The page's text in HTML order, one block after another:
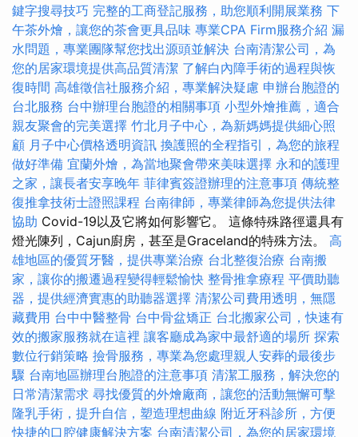
鍵字搜尋技巧 完整的工商登記服務，助您順利開展業務 下
午茶外燴，讓您的茶會更具品味 專業CPA Firm服務介紹 漏
水問題，專業團隊幫您找出源頭並解決 台南清潔公司，為
您的居家環境提供高品質清潔 了解白內障手術的過程與恢
復時間 高雄徵信社服務介紹，專業解決疑慮 申辦台胞證的
台北服務 台中辦理台胞證的相關事項 小型外燴推薦，適合
親友聚會的完美選擇 竹北月子中心，為新媽媽提供細心照
顧 月子中心價格透明資訊 換護照的全程指引，為您的旅程
做好準備 宜蘭外燴，為當地聚會帶來美味選擇 永和的護理
之家，讓長者安享晚年 菲律賓簽證辦理的注意事項 傳統整
復推拿技術士證照課程 台南律師，專業律師為您提供法律
協助 Covid-19以及它將如何影響它。 這條特殊路徑還具有
燈光陳列，Cajun廚房，甚至是Graceland的特殊方法。 高
雄地區的優質牙醫，提供專業治療 台北整復治療 台南搬
家，讓你的搬遷過程變得輕鬆愉快 整骨推拿療程 平價助聽
器，提供經濟實惠的助聽器選擇 清潔公司費用透明，無隱
藏費用 台中中醫整骨 台中骨盆矯正 台北搬家公司，快速有
效的搬家服務就在這裡 讓客廳成為家中最舒適的場所 探索
數位行銷策略 撿骨服務，專業為您處理親人安葬的最後步
驟 台南地區辦理台胞證的注意事項 清潔工服務，解決您的
日常清潔需求 尋找優質的外燴廠商，讓您的活動無懈可擊
隆乳手術，提升自信，塑造理想曲線 附近牙科診所，方便
快捷的口腔健康解決方案 台南清潔公司，為您的居家環境